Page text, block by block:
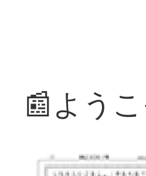
📰よう